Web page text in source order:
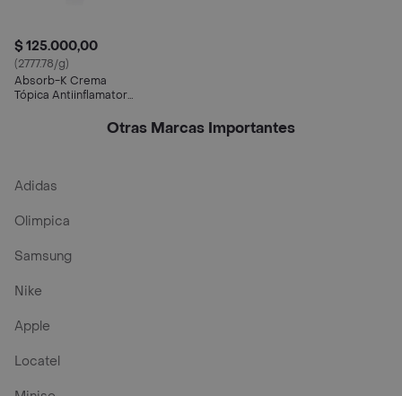
$ 125.000,00
(2777.78/g)
Absorb-K Crema
Tópica Antiinflamatoria
Otras Marcas Importantes
Adidas
Olimpica
Samsung
Nike
Apple
Locatel